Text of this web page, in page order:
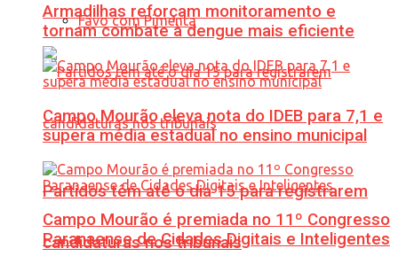
Favo com Pimenta
Partidos têm até o dia 15 para registrarem
candidaturas nos tribunais
Armadilhas reforçam monitoramento e
tornam combate à dengue mais eficiente
Campo Mourão eleva nota do IDEB para 7,1 e
supera média estadual no ensino municipal
Campo Mourão é premiada no 11º Congresso
Paranaense de Cidades Digitais e Inteligentes